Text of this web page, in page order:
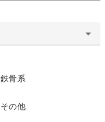
鉄骨系
その他